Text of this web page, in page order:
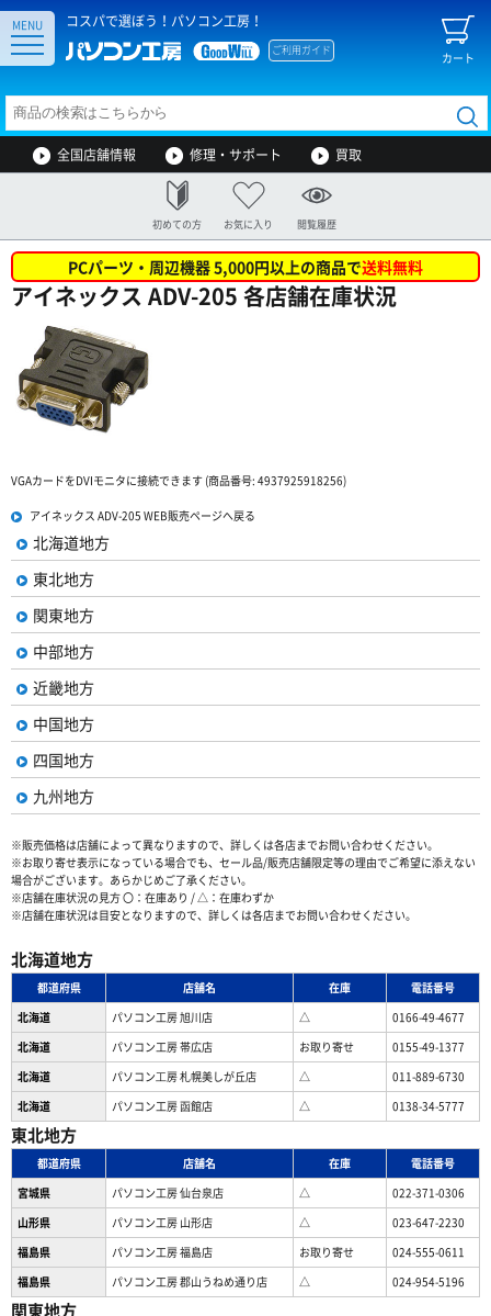
コスパで選ぼう！パソコン工房！
カート
ご利用ガイド
MENU
全国店舗情報 修理・サポート 買取
初めての方 お気に入り 閲覧履歴
PCパーツ・周辺機器 5,000円以上の商品で送料無料
アイネックス ADV-205 各店舗在庫状況
VGAカードをDVIモニタに接続できます (商品番号: 4937925918256)
アイネックス ADV-205 WEB販売ページへ戻る
北海道地方
東北地方
関東地方
中部地方
近畿地方
中国地方
四国地方
九州地方
※販売価格は店舗によって異なりますので、詳しくは各店までお問い合わせください。
※お取り寄せ表示になっている場合でも、セール品/販売店舗限定等の理由でご希望に添えない
場合がございます。あらかじめご了承ください。
※店舗在庫状況の見方 〇：在庫あり / △：在庫わずか
※店舗在庫状況は目安となりますので、詳しくは各店までお問い合わせください。
北海道地方
都道府県 店舗名 在庫
電話番号
北海道
パソコン工房 旭川店 △
0166-49-4677
北海道
パソコン工房 帯広店 お取り寄せ
0155-49-1377
北海道
パソコン⼯房 札幌美しが丘店 △
011-889-6730
北海道
パソコン工房 函館店 △ 0138-34-5777
東北地方
都道府県 店舗名 在庫
電話番号
宮城県
パソコン工房 仙台泉店 △
022-371-0306
山形県
パソコン工房 山形店 △
023-647-2230
福島県
パソコン工房 福島店 お取り寄せ
024-555-0611
福島県
パソコン工房 郡山うねめ通り店 △ 024-954-5196
関東地方